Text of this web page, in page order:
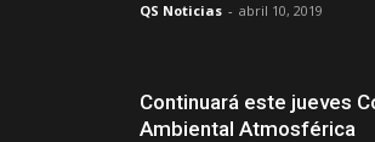
QS Noticias - abril 10, 2019
Continuará este jueves
Ambiental Atmosférica